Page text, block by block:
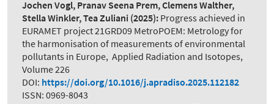
Jochen Vogl, Pranav Seena Prem, Clemens Walther,
Stella Winkler, Tea Zuliani (2025): Progress achieved in
EURAMET project 21GRD09 MetroPOEM: Metrology for
the harmonisation of measurements of environmental
pollutants in Europe, Applied Radiation and Isotopes,
Volume 226
DOI: https://doi.org/10.1016/j.apradiso.2025.112182
ISSN: 0969-8043